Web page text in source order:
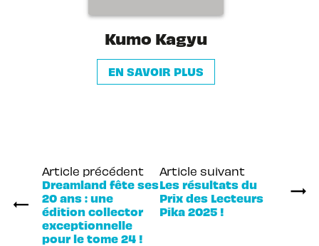
Kumo Kagyu
EN SAVOIR PLUS
Article précédent
Dreamland fête ses
20 ans : une
édition collector
exceptionnelle
pour le tome 24 !
Article suivant
Les résultats du
Prix des Lecteurs
Pika 2025 !